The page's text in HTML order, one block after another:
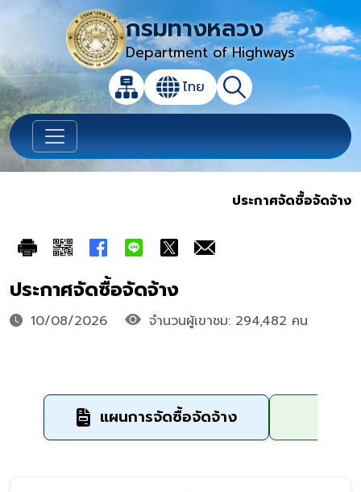
กรมทางหลวง
Department of Highways
แผนผังเว็บไซต์
เปลี่ยนภาษา
ไทย ค้นหา
เปิดกล่องค้นหาข้อมูลหลักของเว็บไซต์
ประกาศจัดซื้อจัดจ้าง
ประกาศจัดซื้อจัดจ้าง
10/08/2026 จำนวนผู้เขาชม: 294,482 คน
แผนการจัดซื้อจัดจ้าง